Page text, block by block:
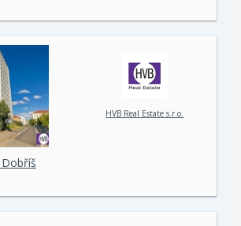
HVB Real Estate s.r.o.